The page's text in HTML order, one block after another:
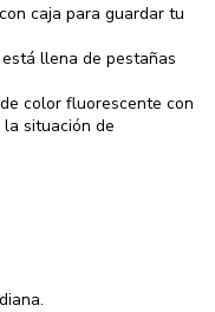
caja para guardar tu
llena de pestañas
color fluorescente con
situación de